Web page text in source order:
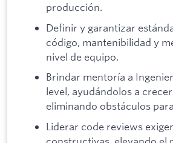
producción.
Definir y garantizar
código, mantenibilidad y
nivel de equipo.
Brindar mentoría a
level, ayudándolos a
eliminando obstáculos
Liderar code reviews